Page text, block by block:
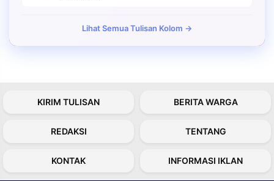
Lihat Semua Tulisan Kolom →
KIRIM TULISAN BERITA WARGA
REDAKSI TENTANG
KONTAK INFORMASI IKLAN